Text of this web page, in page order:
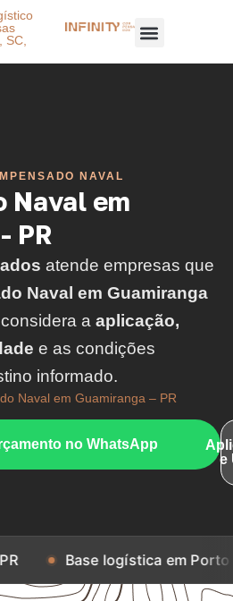
SC,
NAVAL
Naval em
PR
atende empresas que
Naval em Guamiranga
a aplicação,
e as condições
informado.
Naval em Guamiranga – PR
no WhatsApp
e
logística em Porto Alegre, RS